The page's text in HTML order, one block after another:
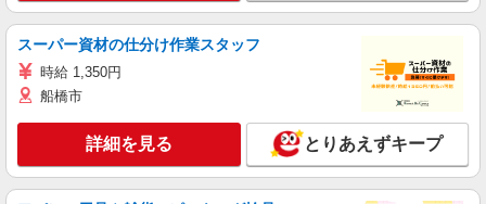
スーパー資材の仕分け作業スタッフ
時給 1,350円
船橋市
詳細を見る とりあえずキープ